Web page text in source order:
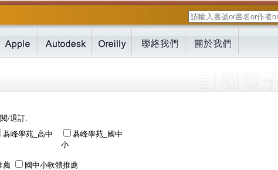
/退訂.
碁峰學苑_高中
碁峰學苑_國中
小
薦 國中小軟體推薦